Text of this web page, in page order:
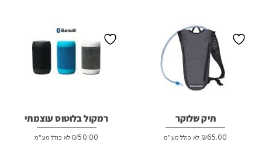
תיק שלוקר
₪65.00 לא כולל מע"מ
רמקול בלוטוס עוצמתי
₪50.00 לא כולל מע"מ